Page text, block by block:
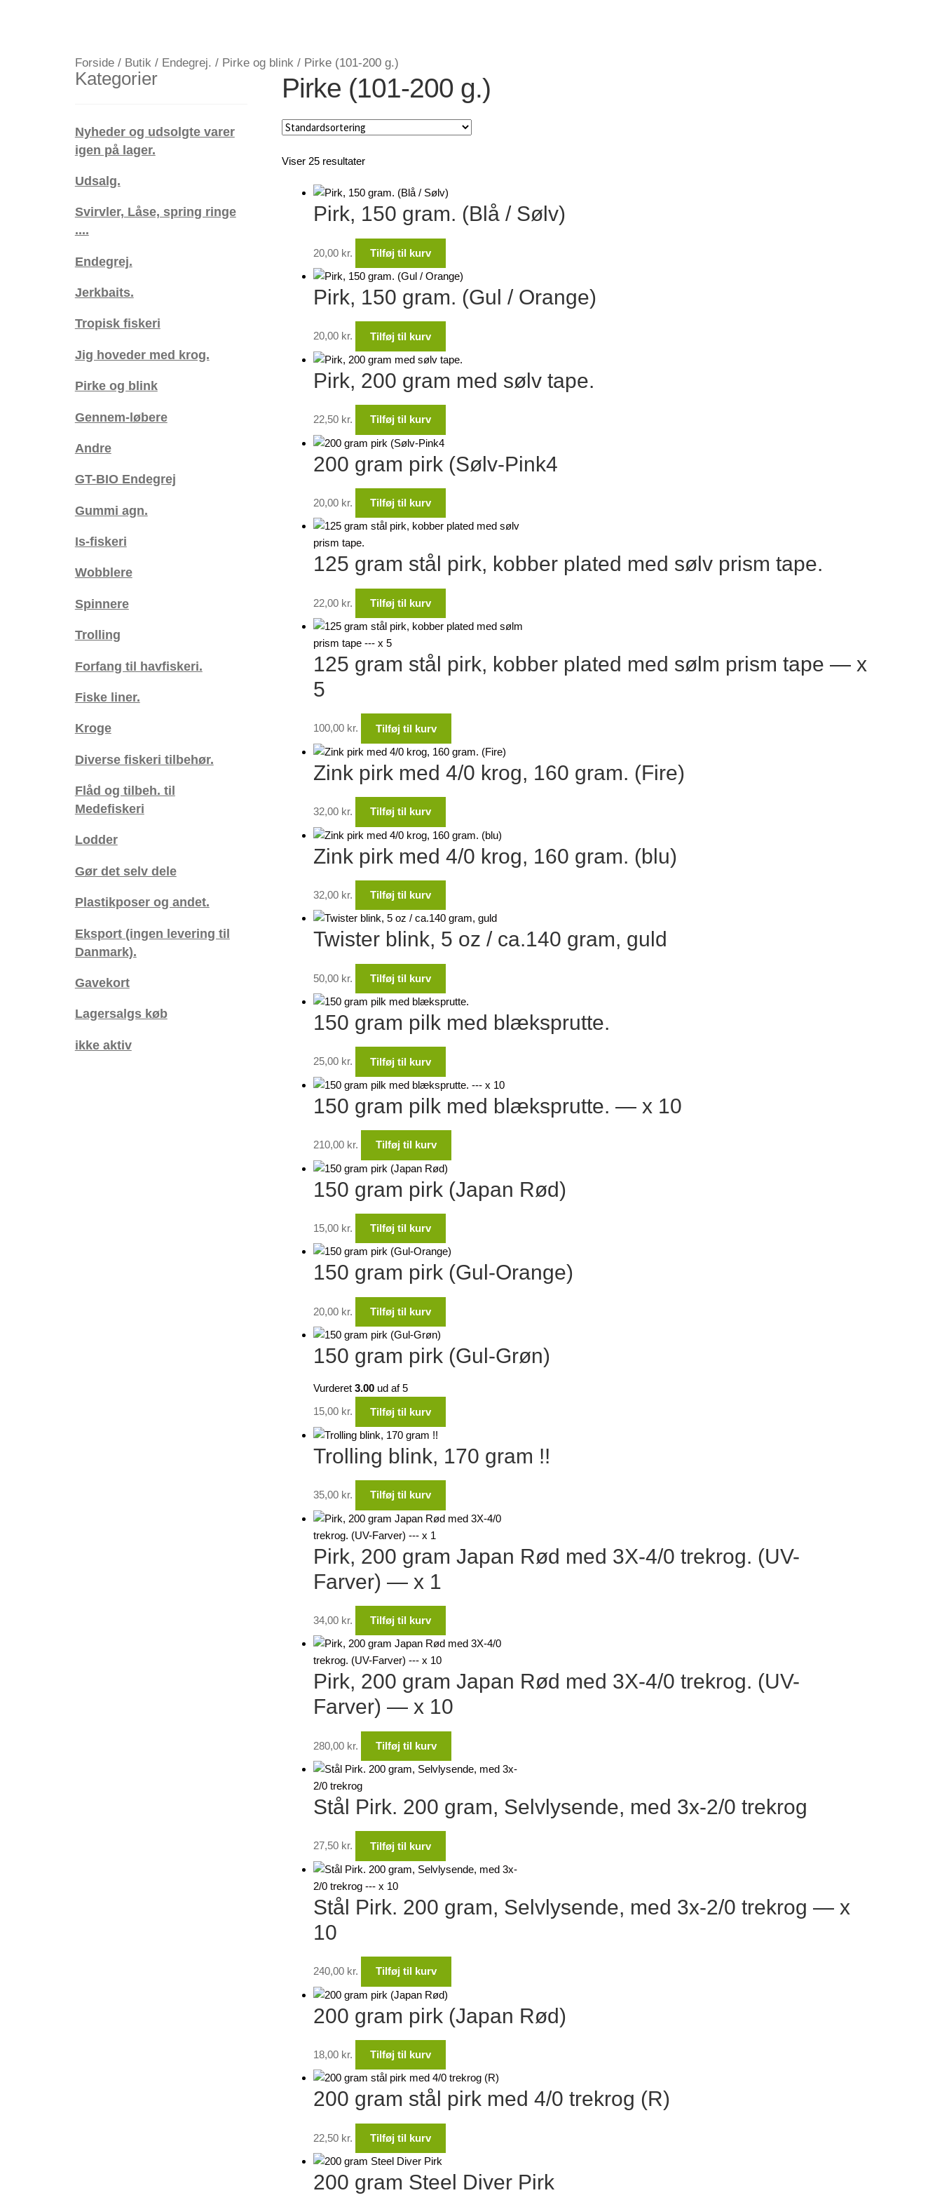
Forside/ Butik / Endegrej. / Pirke og blink / Pirke (101-200 g.)
Pirke (101-200 g.)
Viser 25 resultater
Pirk, 150 gram. (Blå / Sølv)
20,00 kr. Tilføj til kurv
Pirk, 150 gram. (Gul / Orange)
20,00 kr. Tilføj til kurv
Pirk, 200 gram med sølv tape.
22,50 kr. Tilføj til kurv
200 gram pirk (Sølv-Pink4
20,00 kr. Tilføj til kurv
125 gram stål pirk, kobber plated med sølv prism tape.
22,00 kr. Tilføj til kurv
125 gram stål pirk, kobber plated med sølm prism tape — x
5
100,00 kr. Tilføj til kurv
Zink pirk med 4/0 krog, 160 gram. (Fire)
32,00 kr. Tilføj til kurv
Zink pirk med 4/0 krog, 160 gram. (blu)
32,00 kr. Tilføj til kurv
Twister blink, 5 oz / ca.140 gram, guld
50,00 kr. Tilføj til kurv
150 gram pilk med blæksprutte.
25,00 kr. Tilføj til kurv
150 gram pilk med blæksprutte. — x 10
210,00 kr. Tilføj til kurv
150 gram pirk (Japan Rød)
15,00 kr. Tilføj til kurv
150 gram pirk (Gul-Orange)
20,00 kr. Tilføj til kurv
150 gram pirk (Gul-Grøn)
Vurderet 3.00ud af 5
15,00 kr. Tilføj til kurv
Trolling blink, 170 gram !!
35,00 kr. Tilføj til kurv
Pirk, 200 gram Japan Rød med 3X-4/0 trekrog. (UV-
Farver) — x 1
34,00 kr. Tilføj til kurv
Pirk, 200 gram Japan Rød med 3X-4/0 trekrog. (UV-
Farver) — x 10
280,00 kr. Tilføj til kurv
Stål Pirk. 200 gram, Selvlysende, med 3x-2/0 trekrog
27,50 kr. Tilføj til kurv
Stål Pirk. 200 gram, Selvlysende, med 3x-2/0 trekrog — x
10
240,00 kr. Tilføj til kurv
200 gram pirk (Japan Rød)
18,00 kr. Tilføj til kurv
200 gram stål pirk med 4/0 trekrog (R)
22,50 kr. Tilføj til kurv
200 gram Steel Diver Pirk
Kategorier
Nyheder og udsolgte varer
igen på lager.
Udsalg.
Svirvler, Låse, spring ringe
....
Endegrej.
Jerkbaits.
Tropisk fiskeri
Jig hoveder med krog.
Pirke og blink
Gennem-løbere
Andre
GT-BIO Endegrej
Gummi agn.
Is-fiskeri
Wobblere
Spinnere
Trolling
Forfang til havfiskeri.
Fiske liner.
Kroge
Diverse fiskeri tilbehør.
Flåd og tilbeh. til
Medefiskeri
Lodder
Gør det selv dele
Plastikposer og andet.
Eksport (ingen levering til
Danmark).
Gavekort
Lagersalgs køb
ikke aktiv